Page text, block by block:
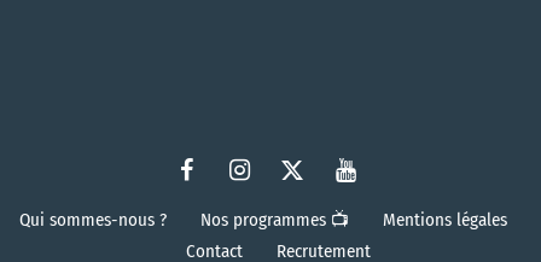
Qui sommes-nous ? Nos programmes 📺
Mentions légales
Contact
Recrutement